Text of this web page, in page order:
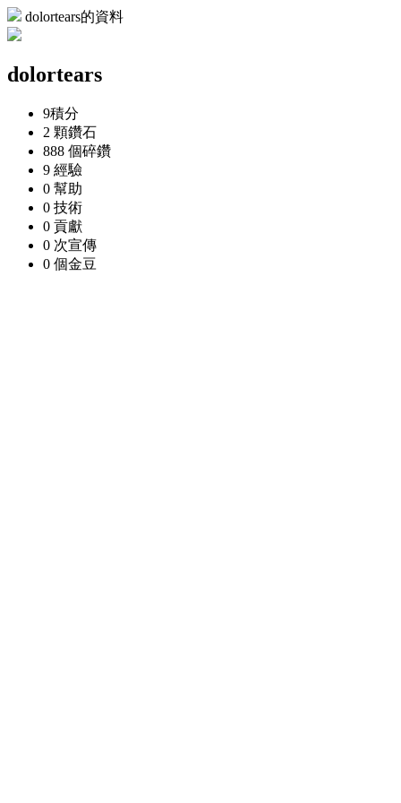
dolortears的資料
dolortears
9積分
2 顆鑽石
888 個碎鑽
9 經驗
0 幫助
0 技術
0 貢獻
0 次宣傳
0 個金豆